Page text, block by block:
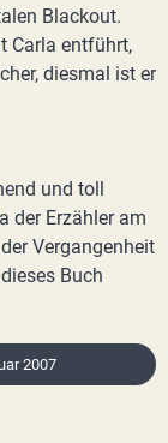
Blackout.
Carla entführt,
diesmal ist er
und toll
der Erzähler am
Vergangenheit
Buch
2007